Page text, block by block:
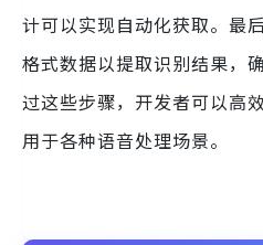
计可以实现自动化获取。最
格式数据以提取识别结果，
过这些步骤，开发者可以高
用于各种语音处理场景。